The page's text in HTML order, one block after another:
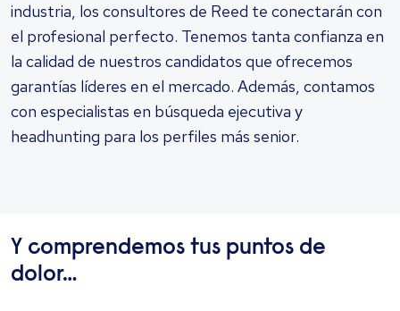
industria, los consultores de Reed te conectarán con
el profesional perfecto. Tenemos tanta confianza en
la calidad de nuestros candidatos que ofrecemos
garantías líderes en el mercado. Además, contamos
con especialistas en búsqueda ejecutiva y
headhunting para los perfiles más senior.
Y comprendemos tus puntos de
dolor…